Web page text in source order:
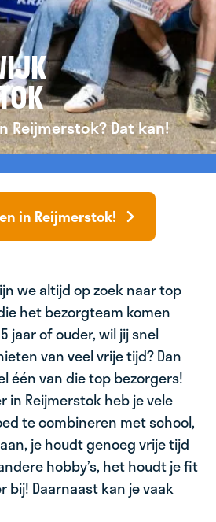
Reijmerstok? Dat kan!
in Reijmerstok!
we altijd op zoek naar top
het bezorgteam komen
jaar of ouder, wil jij snel
van veel vrije tijd? Dan
één van die top bezorgers!
in Reijmerstok heb je vele
te combineren met school,
je houdt genoeg vrije tijd
hobby’s, het houdt je fit
bij! Daarnaast kan je vaak